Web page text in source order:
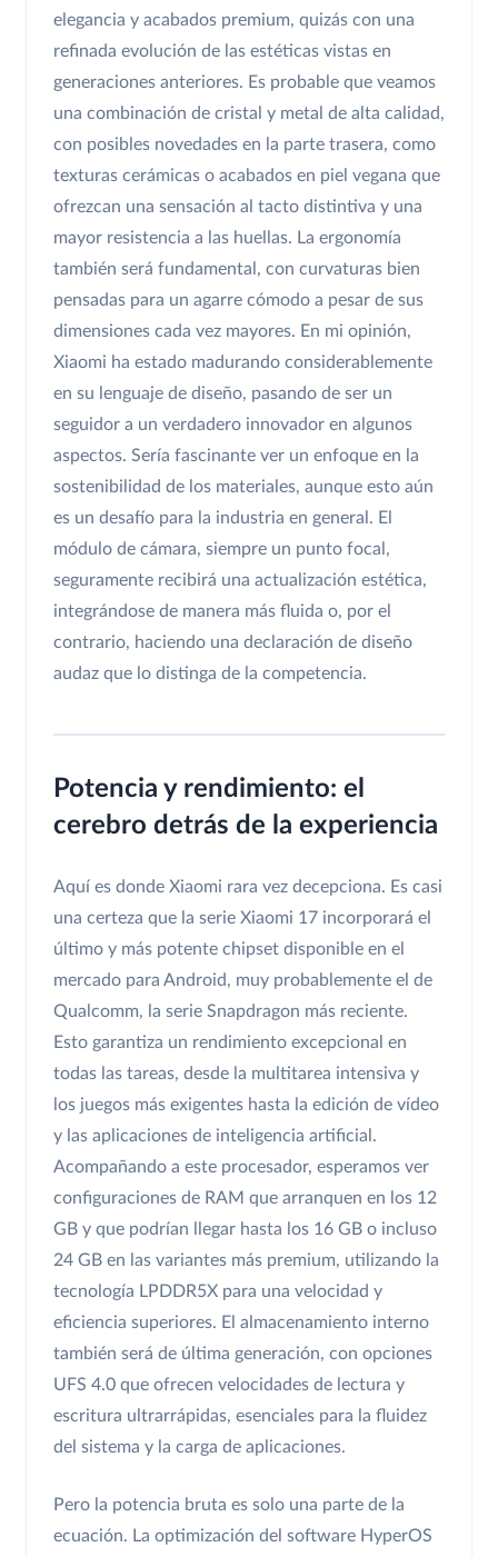
elegancia y acabados premium, quizás con una
refinada evolución de las estéticas vistas en
generaciones anteriores. Es probable que veamos
una combinación de cristal y metal de alta calidad,
con posibles novedades en la parte trasera, como
texturas cerámicas o acabados en piel vegana que
ofrezcan una sensación al tacto distintiva y una
mayor resistencia a las huellas. La ergonomía
también será fundamental, con curvaturas bien
pensadas para un agarre cómodo a pesar de sus
dimensiones cada vez mayores. En mi opinión,
Xiaomi ha estado madurando considerablemente
en su lenguaje de diseño, pasando de ser un
seguidor a un verdadero innovador en algunos
aspectos. Sería fascinante ver un enfoque en la
sostenibilidad de los materiales, aunque esto aún
es un desafío para la industria en general. El
módulo de cámara, siempre un punto focal,
seguramente recibirá una actualización estética,
integrándose de manera más fluida o, por el
contrario, haciendo una declaración de diseño
audaz que lo distinga de la competencia.
Potencia y rendimiento: el
cerebro detrás de la experiencia
Aquí es donde Xiaomi rara vez decepciona. Es casi
una certeza que la serie Xiaomi 17 incorporará el
último y más potente chipset disponible en el
mercado para Android, muy probablemente el de
Qualcomm, la serie Snapdragon más reciente.
Esto garantiza un rendimiento excepcional en
todas las tareas, desde la multitarea intensiva y
los juegos más exigentes hasta la edición de vídeo
y las aplicaciones de inteligencia artificial.
Acompañando a este procesador, esperamos ver
configuraciones de RAM que arranquen en los 12
GB y que podrían llegar hasta los 16 GB o incluso
24 GB en las variantes más premium, utilizando la
tecnología LPDDR5X para una velocidad y
eficiencia superiores. El almacenamiento interno
también será de última generación, con opciones
UFS 4.0 que ofrecen velocidades de lectura y
escritura ultrarrápidas, esenciales para la fluidez
del sistema y la carga de aplicaciones.
Pero la potencia bruta es solo una parte de la
ecuación. La optimización del software HyperOS